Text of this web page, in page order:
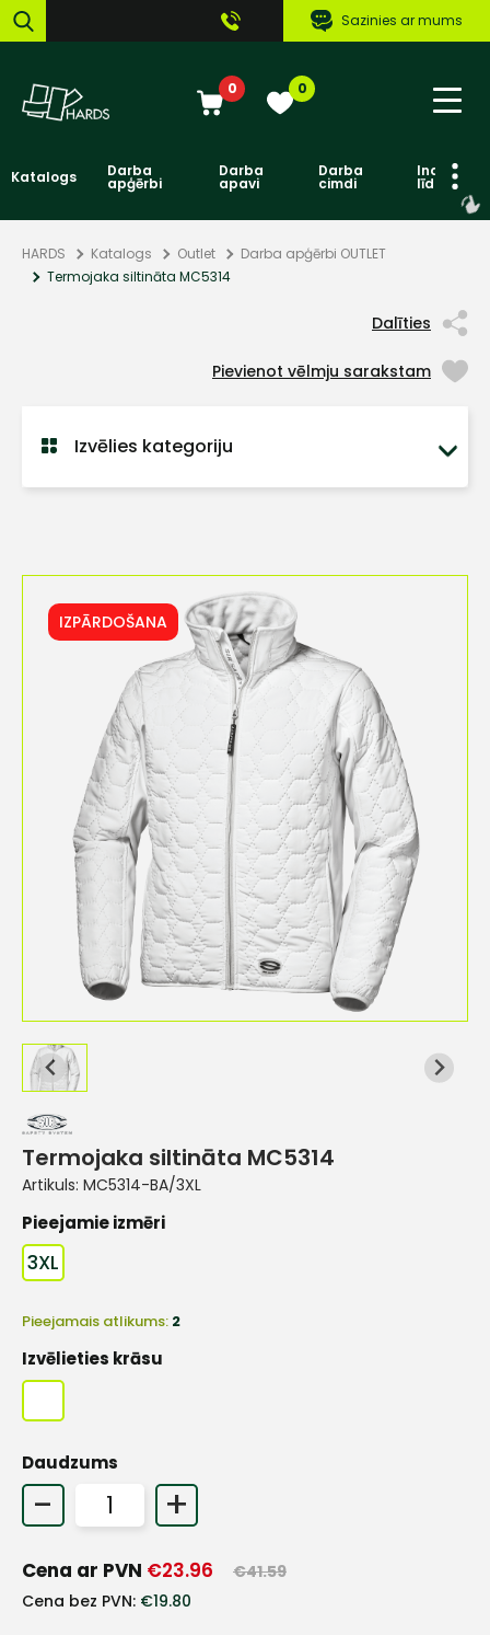
Sazinies ar mums
0 0
Katalogs Darba
apģērbi
Darba
apavi
Darba
cimdi līdzekļi
HARDS Katalogs Outlet
Darba apģērbi OUTLET
Termojaka siltināta MC5314
Dalīties
Pievienot vēlmju sarakstam
Izvēlies kategoriju
IZPĀRDOŠANA
Termojaka siltināta MC5314
Artikuls: MC5314-BA/3XL
Pieejamie izmēri
3XL
Pieejamais atlikums: 2
Izvēlieties krāsu
Daudzums
- +
Cena ar PVN €23.96 €41.59
Cena bez PVN: €19.80